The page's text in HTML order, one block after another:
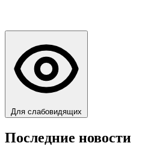
Для слабовидящих
Последние новости